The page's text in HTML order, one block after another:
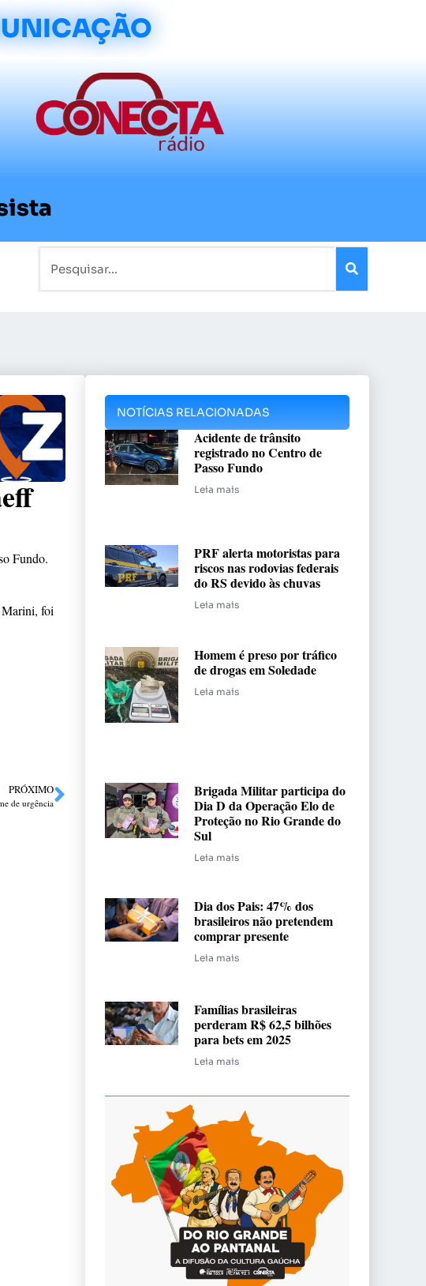
Fundo.
Marini, foi
PRÓXIMO
de urgência
NOTÍCIAS RELACIONADAS
Acidente de trânsito
registrado no Centro de
Passo Fundo
Leia mais
PRF alerta motoristas para
riscos nas rodovias federais
do RS devido às chuvas
Leia mais
Homem é preso por tráfico
de drogas em Soledade
Leia mais
Brigada Militar participa do
Dia D da Operação Elo de
Proteção no Rio Grande do
Sul
Leia mais
Dia dos Pais: 47% dos
brasileiros não pretendem
comprar presente
Leia mais
Famílias brasileiras
perderam R$ 62,5 bilhões
para bets em 2025
Leia mais